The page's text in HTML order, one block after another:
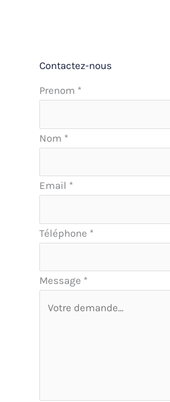
Contactez-nous
Formulaire
avec
téléphone
Prenom *
Nom *
Email *
Téléphone *
Message *